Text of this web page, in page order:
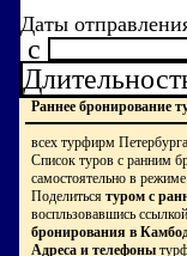
Даты
c
Раннее бронирование
всех турфирм
Список туров с ранним
самостоятельно в
Поделиться туром с
воспльзовавшись
бронирования в
Адреса и телефоны